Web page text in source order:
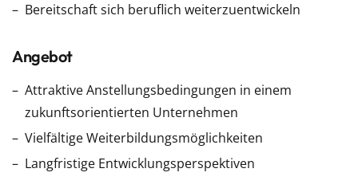
Bereitschaft sich beruflich weiterzuentwickeln
Angebot
Attraktive Anstellungsbedingungen in einem
zukunftsorientierten Unternehmen
Vielfältige Weiterbildungsmöglichkeiten
Langfristige Entwicklungsperspektiven